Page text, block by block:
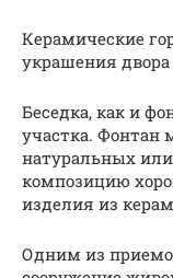
Керамические
украшения
Беседка, как и
участка. Фонтан
натуральных
композицию
изделия из
Одним из